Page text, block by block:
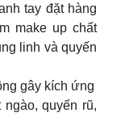
tay đặt hàng
make up chất
linh và quyến
gây kích ứng
quyến rũ,